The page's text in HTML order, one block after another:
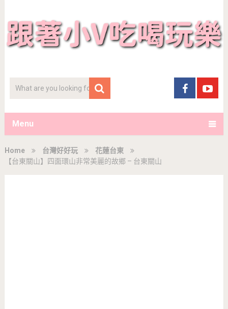
Menu
Home 台灣好好玩
花蓮台東
【台東關山】四面環山非常美麗的故鄉 – 台東關山